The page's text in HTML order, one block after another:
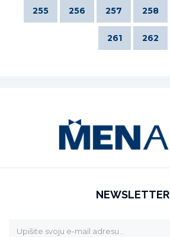
255 256 257 258
261 262
NEWSLETTER